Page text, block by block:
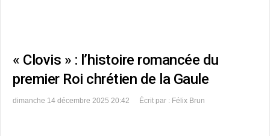
« Clovis » : l’histoire romancée du
premier Roi chrétien de la Gaule
dimanche 14 décembre 2025 20:42 Écrit par : Félix Brun